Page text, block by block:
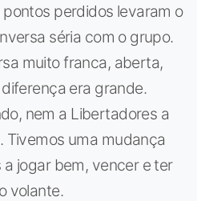
perdidos levaram o
séria com o grupo.
muito franca, aberta,
era grande.
nem a Libertadores a
Tivemos uma mudança
jogar bem, vencer e ter
volante.